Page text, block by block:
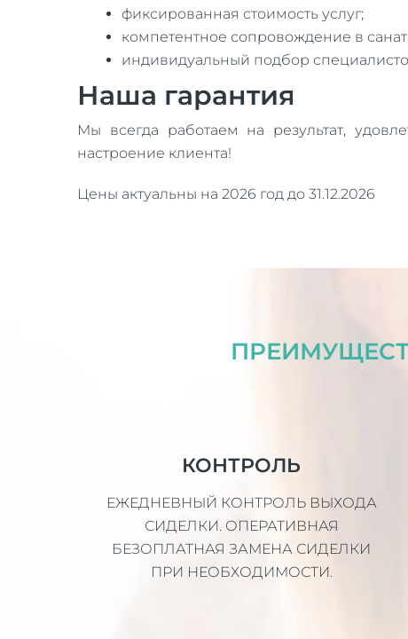
фиксированная стоимость услуг;
компетентное сопровождение в
индивидуальный подбор
Наша гарантия
Мы всегда работаем на результат,
настроение клиента!
Цены актуальны на 2026 год до 31.12.2026
КОНТРОЛЬ
ЕЖЕДНЕВНЫЙ КОНТРОЛЬ ВЫХОДА
СИДЕЛКИ. ОПЕРАТИВНАЯ
БЕЗОПЛАТНАЯ ЗАМЕНА СИДЕЛКИ
ПРИ НЕОБХОДИМОСТИ.